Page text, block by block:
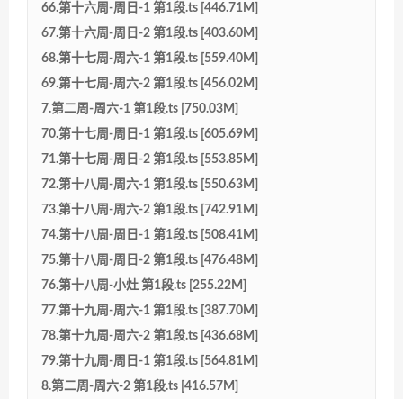
66.第十六周-周日-1 第1段.ts [446.71M]
67.第十六周-周日-2 第1段.ts [403.60M]
68.第十七周-周六-1 第1段.ts [559.40M]
69.第十七周-周六-2 第1段.ts [456.02M]
7.第二周-周六-1 第1段.ts [750.03M]
70.第十七周-周日-1 第1段.ts [605.69M]
71.第十七周-周日-2 第1段.ts [553.85M]
72.第十八周-周六-1 第1段.ts [550.63M]
73.第十八周-周六-2 第1段.ts [742.91M]
74.第十八周-周日-1 第1段.ts [508.41M]
75.第十八周-周日-2 第1段.ts [476.48M]
76.第十八周-小灶 第1段.ts [255.22M]
77.第十九周-周六-1 第1段.ts [387.70M]
78.第十九周-周六-2 第1段.ts [436.68M]
79.第十九周-周日-1 第1段.ts [564.81M]
8.第二周-周六-2 第1段.ts [416.57M]